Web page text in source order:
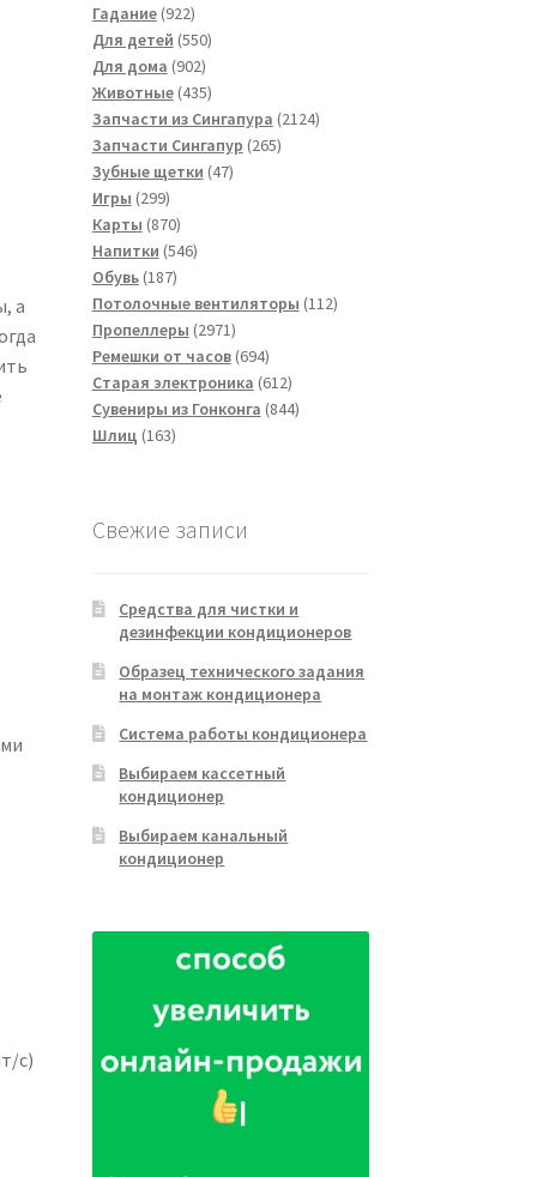
а
с)
Гадание 922922
товара
Для детей 550550
Для дома 902902
товара
Животные 435435
товаров
Запчасти из Сингапура 21242124
Запчасти Сингапур 265265
Зубные щетки 4747
Игры 299299
товаров
Карты 870870
товаров
Напитки 546546
Обувь 187187
товаров
Потолочные вентиляторы 112112
Пропеллеры 29712971
товар
Ремешки от часов 694694
товара
Старая электроника 612612
товаров
Сувениры из Гонконга 844844
Шлиц 163163
Свежие записи
Средства для чистки и
дезинфекции кондиционеров
Образец технического задания
на монтаж кондиционера
Система работы кондиционера
Выбираем кассетный
кондиционер
Выбираем канальный
кондиционер